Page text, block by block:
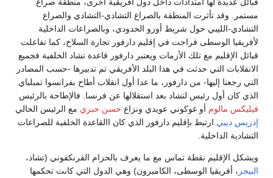
مستمر. وقد تأثرت المنطقة بالصراع التشادي-التشادي والصراع
التشادي-الليبي حول شريط أوزو الحدودي، وبالصراعات الداخلية
لأفريقيا الوسطى فراجت في إقليم دارفور تجارة السلاح، كما تفاعلت
قبائل الإقليم مع تلك الأزمات ويعتبر دارفور قاعدة تشاد الخلفية فجميع
الانقلابات التي حدثت في هذا البلد الأفريقي تم تدبيرها -حسب المصادر
التي رجعنا إليها- من دارفور، ما عدا أول انقلاب أطاح بفرانسوا تمبلباي
الذي كان أول رئيس لتشاد بعد استقلالها عن فرنسا. فالإطاحة بالرئيس
فيليكس مالوم أو غوكوني عويدي ونزاع حسن حبري مع الرئيس الحالي
إدريس ديبي ارتبط بإقليم دارفور الذي كان االقاعدة الخلفية للصراعات
التشادية الداخلية.
ويشكل الإقليم نقطة تماس مع ما يعرف بالحزام الفرنكفوني (تشاد،
النيجر ، أفريقيا الوسطى، الكاميرون) وهي الدول التي كانت تحكمها